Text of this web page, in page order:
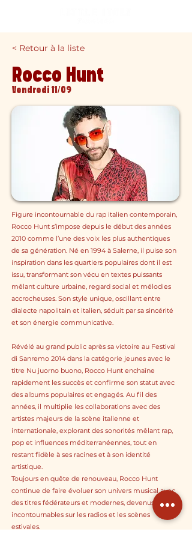
< Retour à la liste
Rocco Hunt
Vendredi 11/09
Figure incontournable du rap italien contemporain,
Rocco Hunt s’impose depuis le début des années
2010 comme l’une des voix les plus authentiques
de sa génération. Né en 1994 à Salerne, il puise son
inspiration dans les quartiers populaires dont il est
issu, transformant son vécu en textes puissants
mêlant culture urbaine, regard social et mélodies
accrocheuses. Son style unique, oscillant entre
dialecte napolitain et italien, séduit par sa sincérité
et son énergie communicative.
Révélé au grand public après sa victoire au Festival
di Sanremo 2014 dans la catégorie jeunes avec le
titre Nu juorno buono, Rocco Hunt enchaîne
rapidement les succès et confirme son statut avec
des albums populaires et engagés. Au fil des
années, il multiplie les collaborations avec des
artistes majeurs de la scène italienne et
internationale, explorant des sonorités mêlant rap,
pop et influences méditerranéennes, tout en
restant fidèle à ses racines et à son identité
artistique.
Toujours en quête de renouveau, Rocco Hunt
continue de faire évoluer son univers musical avec
des titres fédérateurs et modernes, devenus
incontournables sur les radios et les scènes
estivales.